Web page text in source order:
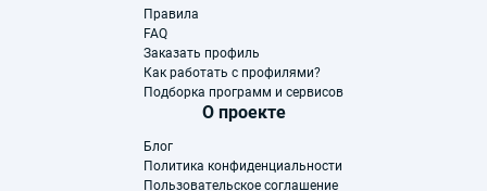
Правила
FAQ
Заказать профиль
Как работать с профилями?
Подборка программ и сервисов
О проекте
Блог
Политика конфиденциальности
Пользовательское соглашение